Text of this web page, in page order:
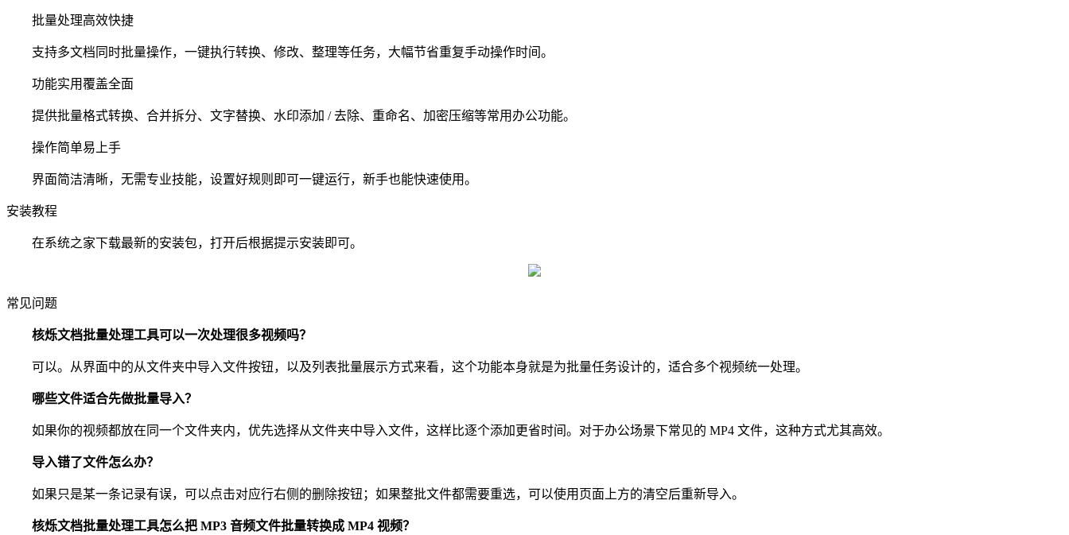
批量处理高效快捷
支持多文档同时批量操作，一键执行转换、修改、整理等任务，大幅节省重复手动操作时间。
功能实用覆盖全面
提供批量格式转换、合并拆分、文字替换、水印添加 / 去除、重命名、加密压缩等常用办公功能。
操作简单易上手
界面简洁清晰，无需专业技能，设置好规则即可一键运行，新手也能快速使用。
安装教程
在系统之家下载最新的安装包，打开后根据提示安装即可。
常见问题
核烁文档批量处理工具可以一次处理很多视频吗？
可以。从界面中的从文件夹中导入文件按钮，以及列表批量展示方式来看，这个功能本身就是为批量任务设计的，适合多个视频统一处理。
哪些文件适合先做批量导入？
如果你的视频都放在同一个文件夹内，优先选择从文件夹中导入文件，这样比逐个添加更省时间。对于办公场景下常见的 MP4 文件，这种方式尤其高效。
导入错了文件怎么办？
如果只是某一条记录有误，可以点击对应行右侧的删除按钮；如果整批文件都需要重选，可以使用页面上方的清空后重新导入。
核烁文档批量处理工具怎么把 MP3 音频文件批量转换成 MP4 视频？